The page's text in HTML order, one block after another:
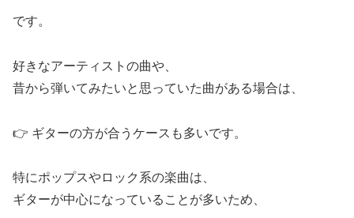
です。
好きなアーティストの曲や、
昔から弾いてみたいと思っていた曲がある場合は、
👉 ギターの方が合うケースも多いです。
特にポップスやロック系の楽曲は、
ギターが中心になっていることが多いため、